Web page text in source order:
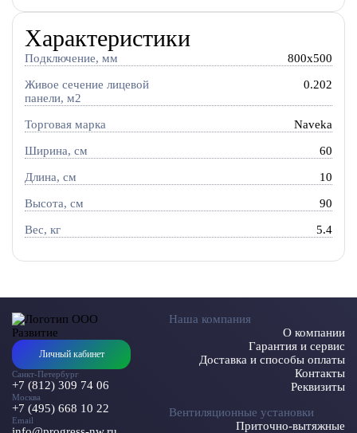
Характеристики
Подключение, мм 800x500
Живое сечение лицевой
панели, м2
0.202
Торговая марка Naveka
Ширина, см 60
Длина, см 10
Высота, см 90
Вес, кг 5.4
Личный кабинет
Санкт-Петербург
+7 (812) 309 74 06
Москва
+7 (495) 668 10 22
Email
Наша компания
О компании
Гарантия и сервис
Доставка и способы оплаты
Контакты
Реквизиты
Вентиляционные установки
Приточно-вытяжные